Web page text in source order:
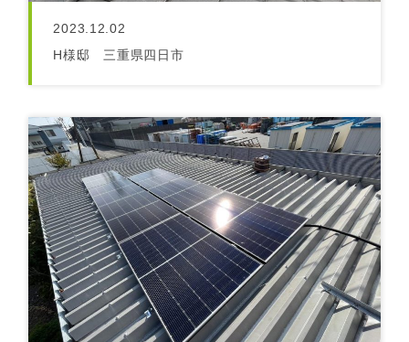
2023.12.02
H様邸 三重県四日市